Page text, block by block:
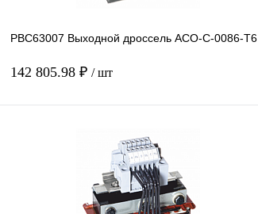
PBC63007 Выходной дроссель ACO-C-0086-T6
142 805.98 ₽ / шт
Сравнение
Под заказ